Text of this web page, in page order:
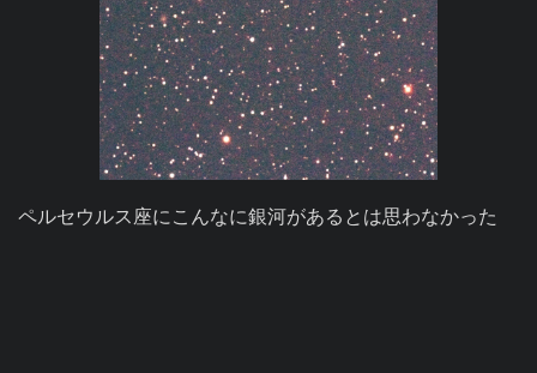
ペルセウルス座にこんなに銀河があるとは思わなかった